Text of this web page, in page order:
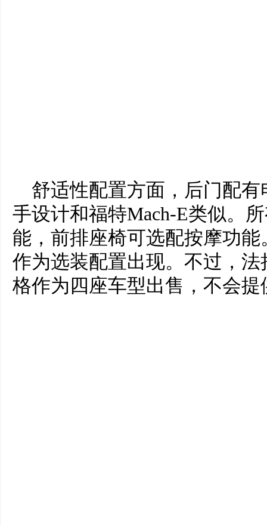
舒适性配置方面，后门配
手设计和福特Mach-E类似。
能，前排座椅可选配按摩功
作为选装配置出现。不过，法
格作为四座车型出售，不会